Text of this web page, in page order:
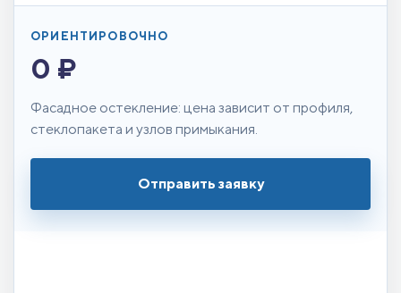
ОРИЕНТИРОВОЧНО
0 ₽
Фасадное остекление: цена зависит от профиля,
стеклопакета и узлов примыкания.
Отправить заявку